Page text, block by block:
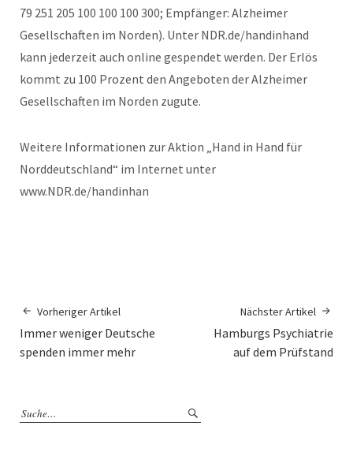
79 251 205 100 100 100 300; Empfänger: Alzheimer
Gesellschaften im Norden). Unter NDR.de/handinhand
kann jederzeit auch online gespendet werden. Der Erlös
kommt zu 100 Prozent den Angeboten der Alzheimer
Gesellschaften im Norden zugute.
Weitere Informationen zur Aktion „Hand in Hand für
Norddeutschland“ im Internet unter
www.NDR.de/handinhan
Vorheriger Artikel
Immer weniger Deutsche
spenden immer mehr
Nächster Artikel
Hamburgs Psychiatrie
auf dem Prüfstand